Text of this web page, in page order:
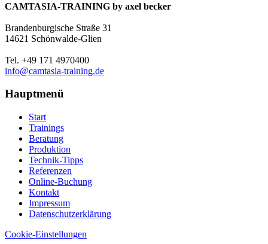
CAMTASIA-TRAINING by axel becker
Brandenburgische Straße 31
14621 Schönwalde-Glien
Tel. +49 171 4970400
info@camtasia-training.de
Hauptmenü
Start
Trainings
Beratung
Produktion
Technik-Tipps
Referenzen
Online-Buchung
Kontakt
Impressum
Datenschutzerklärung
Cookie-Einstellungen